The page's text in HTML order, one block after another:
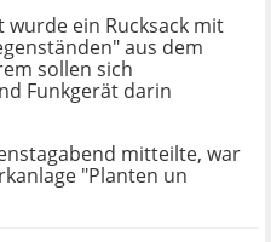
ein Rucksack mit
aus dem
sollen sich
Funkgerät darin
mitteilte, war
"Planten un